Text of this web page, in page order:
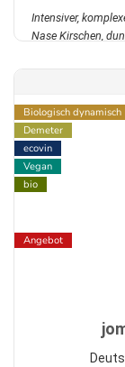
Intensiver,
Nase Kirschen,
Biologisch dynamisch
Demeter
ecovin
Vegan
bio
Angebot